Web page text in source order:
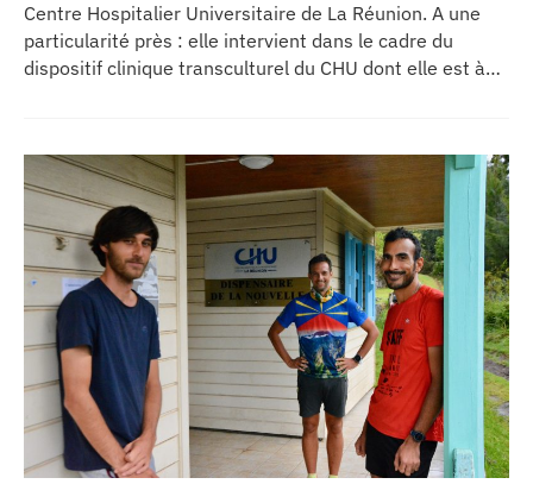
Centre Hospitalier Universitaire de La Réunion. A une
particularité près : elle intervient dans le cadre du
dispositif clinique transculturel du CHU dont elle est à
entraîner un refus du diagnostic clinique. Vue de la
métropole, cette approche intégrant les ancêtres
(invisibles) ou encore les étiologies mystiques, magico-
religieuses ou animistes détonne. Elle trouve pourtant
toute sa place sur l’île. Entretien.